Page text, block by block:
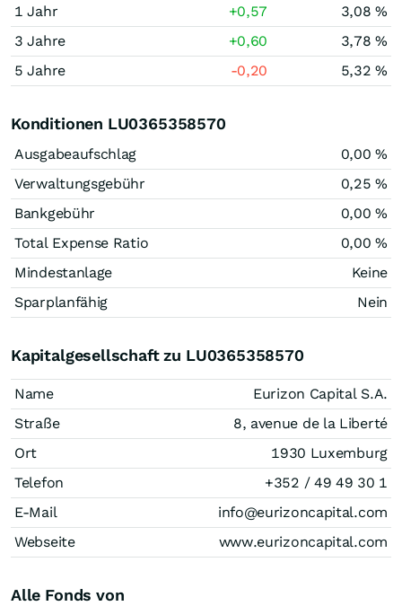
1 Jahr
+0,57
3,08 %
3 Jahre
+0,60
3,78 %
5 Jahre
-0,20 5,32 %
Konditionen LU0365358570
Ausgabeaufschlag
0,00 %
Verwaltungsgebühr
0,25 %
Bankgebühr
0,00 %
Total Expense Ratio
0,00 %
Mindestanlage
Keine
Sparplanfähig
Nein
Kapitalgesellschaft zu LU0365358570
Name
Eurizon Capital S.A.
Straße
8, avenue de la Liberté
Ort
1930 Luxemburg
Telefon
+352 / 49 49 30 1
E-Mail
info@eurizoncapital.com
Webseite
www.eurizoncapital.com
Alle Fonds von